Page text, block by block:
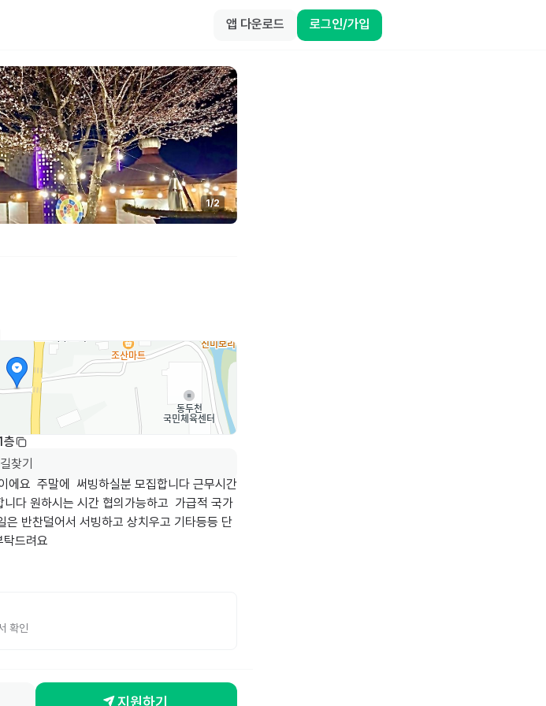
앱 다운로드 로그인/가입
1/2
층
길찾기
요  주말에  써빙하실분 모집합니다 근무시간
다 원하시는 시간 협의가능하고  가급적 국가
반찬덜어서 서빙하고 상치우고 기타등등 단
드려요
확인
지원하기